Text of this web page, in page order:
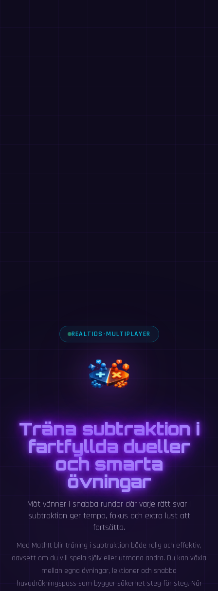
REALTIDS-MULTIPLAYER
Träna subtraktion i
fartfyllda dueller
och smarta
övningar
Möt vänner i snabba rundor där varje rätt svar i
subtraktion ger tempo, fokus och extra lust att
fortsätta.
Med MathIt blir träning i subtraktion både rolig och effektiv,
oavsett om du vill spela själv eller utmana andra. Du kan växla
mellan egna övningar, lektioner och snabba
huvudräkningspass som bygger säkerhet steg för steg. När